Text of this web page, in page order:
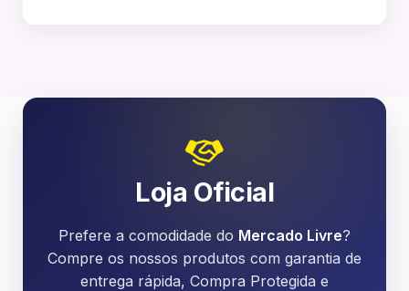
Loja Oficial
Prefere a comodidade do Mercado Livre?
Compre os nossos produtos com garantia de
entrega rápida, Compra Protegida e